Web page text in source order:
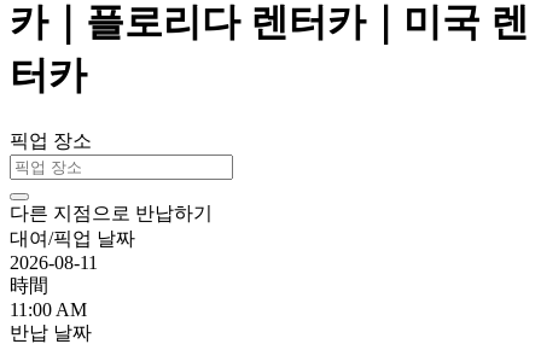
카｜플로리다 렌터카｜미국 렌
터카
픽업 장소
다른 지점으로 반납하기
대여/픽업 날짜
2026-08-11
時間
11:00 AM
반납 날짜